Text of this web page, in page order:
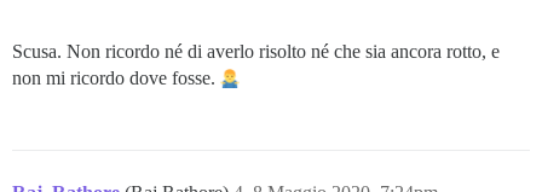
Scusa. Non ricordo né di averlo risolto né che sia ancora rotto, e
non mi ricordo dove fosse.